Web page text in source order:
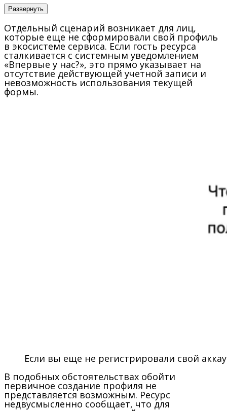
Развернуть
Отдельный сценарий возникает для лиц,
которые еще не сформировали свой профиль
в экосистеме сервиса. Если гость ресурса
сталкивается с системным уведомлением
«Впервые у нас?», это прямо указывает на
отсутствие действующей учетной записи и
невозможность использования текущей
формы.
Если вы еще не регистрировали свой
В подобных обстоятельствах обойти
первичное создание профиля не
представляется возможным. Ресурс
недвусмысленно сообщает, что для